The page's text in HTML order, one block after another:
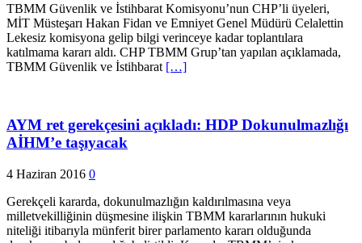
TBMM Güvenlik ve İstihbarat Komisyonu’nun CHP’li üyeleri,
MİT Müsteşarı Hakan Fidan ve Emniyet Genel Müdürü Celalettin
Lekesiz komisyona gelip bilgi verinceye kadar toplantılara
katılmama kararı aldı. CHP TBMM Grup’tan yapılan açıklamada,
TBMM Güvenlik ve İstihbarat […]
AYM ret gerekçesini açıkladı: HDP Dokunulmazlığı
AİHM’e taşıyacak
4 Haziran 2016 0
Gerekçeli kararda, dokunulmazlığın kaldırılmasına veya
milletvekilliğinin düşmesine ilişkin TBMM kararlarının hukuki
niteliği itibarıyla münferit birer parlamento kararı olduğunda